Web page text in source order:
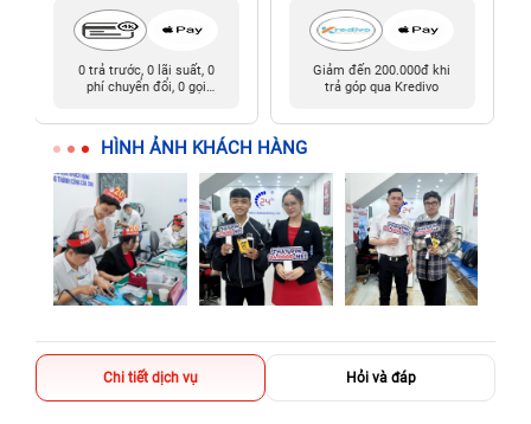
0 trả trước, 0 lãi suất, 0
phí chuyển đổi, 0 gọi
Giảm đến 200.000đ khi
trả góp qua Kredivo
HÌNH ẢNH KHÁCH HÀNG
Chi tiết dịch vụ Hỏi và đáp